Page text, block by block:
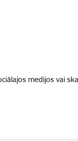
medijos vai